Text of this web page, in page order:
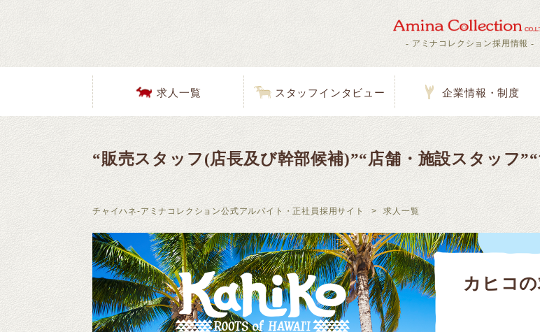
- アミナコレクション採用情報 -
求人一覧 スタッフインタビュー 企業情報・制度
“販売スタッフ(店長及び幹部候補)”“店舗・施設スタッフ
チャイハネ-アミナコレクション公式アルバイト・正社員採用サイト > 求人一覧
カヒコ